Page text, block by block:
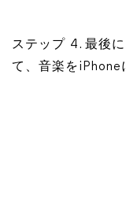
ステップ 4. 最後
て、音楽をiPhone